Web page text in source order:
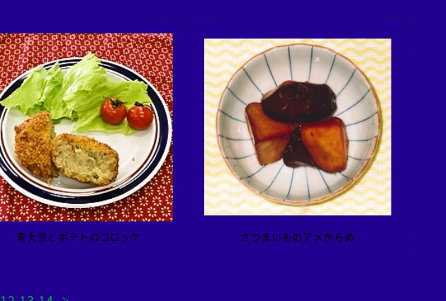
青大豆とポテトのコロッケ さつまいものアメからめ